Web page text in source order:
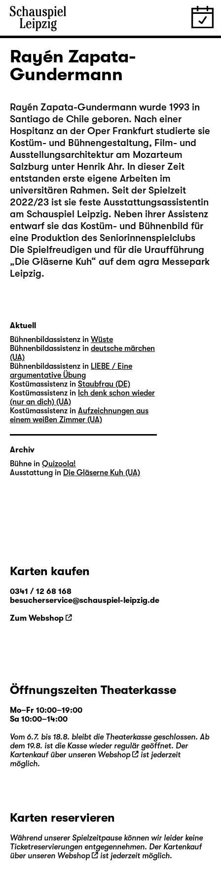
Rayén Zapata-
Gundermann
Rayén Zapata-Gundermann wurde 1993 in
Santiago de Chile geboren. Nach einer
Hospitanz an der Oper Frankfurt studierte sie
Kostüm- und Bühnengestaltung, Film- und
Ausstellungsarchitektur am Mozarteum
Salzburg unter Henrik Ahr. In dieser Zeit
entstanden erste eigene Arbeiten im
universitären Rahmen. Seit der Spielzeit
2022/23 ist sie feste Ausstattungsassistentin
am Schauspiel Leipzig. Neben ihrer Assistenz
entwarf sie das Kostüm- und Bühnenbild für
eine Produktion des Seniorinnenspielclubs
Die Spielfreudigen und für die Uraufführung
„Die Gläserne Kuh“ auf dem agra Messepark
Leipzig.
Aktuell
Bühnenbildassistenz in Wüste
Bühnenbildassistenz in deutsche märchen
(UA)
Bühnenbildassistenz in LIEBE / Eine
argumentative Übung
Kostümassistenz in Staubfrau (DE)
Kostümassistenz in Ich denk schon wieder
(nur an dich) (UA)
Kostümassistenz in Aufzeichnungen aus
einem weißen Zimmer (UA)
Archiv
Bühne in Quizoola!
Ausstattung in Die Gläserne Kuh (UA)
Karten kaufen
0341 / 12 68 168
besucherservice@schauspiel-leipzig.de
Zum Webshop
Öffnungszeiten Theaterkasse
Mo–Fr 10:00–19:00
Sa 10:00–14:00
Vom 6.7. bis 18.8. bleibt die Theaterkasse geschlossen. Ab
dem 19.8. ist die Kasse wieder regulär geöffnet. Der
Kartenkauf über unseren Webshop
ist jederzeit
möglich.
Karten reservieren
Während unserer Spielzeitpause können wir leider keine
Ticketreservierungen entgegennehmen. Der Kartenkauf
über unseren Webshop ist jederzeit möglich.